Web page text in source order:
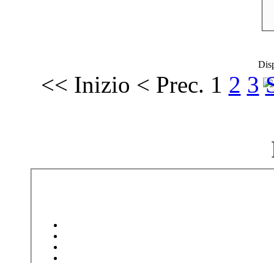
<< Inizio < Prec. 1 2 3